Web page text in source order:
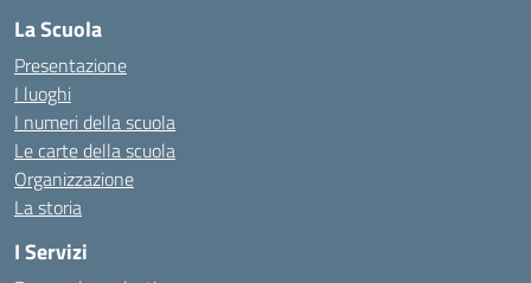
La Scuola
Presentazione
I luoghi
I numeri della scuola
Le carte della scuola
Organizzazione
La storia
I Servizi